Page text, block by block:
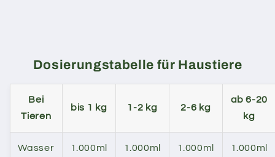
Dosierungstabelle für Haustiere
Bei
Tieren
bis 1 kg 1-2 kg 2-6 kg
ab 6-20
kg
Wasser 1.000ml 1.000ml 1.000ml 1.000ml